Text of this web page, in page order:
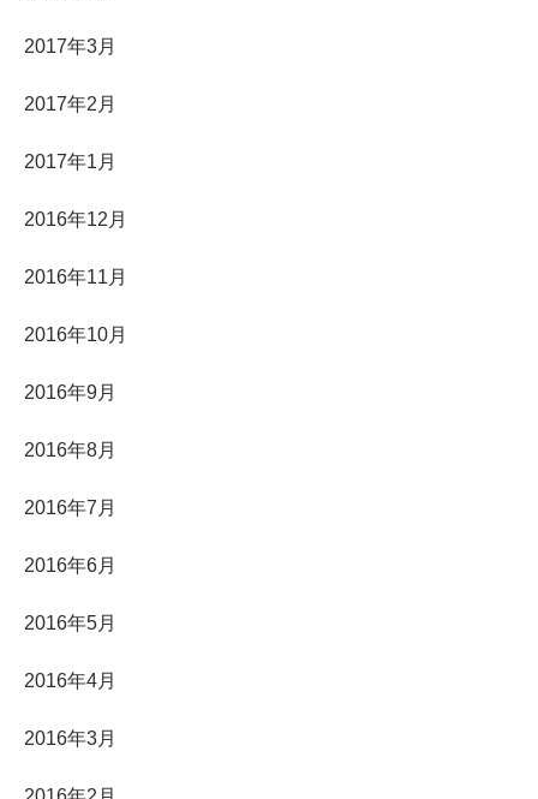
2017年3月
2017年2月
2017年1月
2016年12月
2016年11月
2016年10月
2016年9月
2016年8月
2016年7月
2016年6月
2016年5月
2016年4月
2016年3月